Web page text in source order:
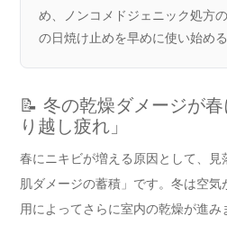
め、ノンコメドジェニック処方
の日焼け止めを早めに使い始め
📝 冬の乾燥ダメージが
り越し疲れ」
春にニキビが増える原因として、
肌ダメージの蓄積」です。冬は空
用によってさらに室内の乾燥が進